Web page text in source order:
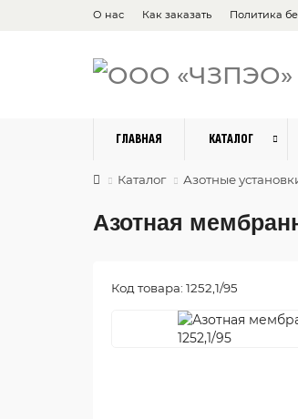
О нас Как заказать Политика
ГЛАВНАЯ КАТАЛОГ
Каталог Азотные
Азотная
Код товара: 1252,1/95